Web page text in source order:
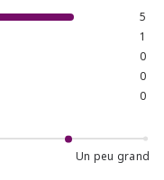
5
1
0
0
0
Un peu grand